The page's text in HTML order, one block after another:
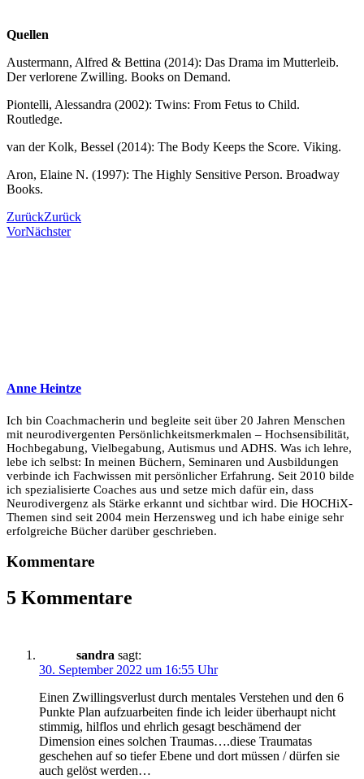
Quellen
Austermann, Alfred & Bettina (2014): Das Drama im Mutterleib.
Der verlorene Zwilling. Books on Demand.
Piontelli, Alessandra (2002): Twins: From Fetus to Child.
Routledge.
van der Kolk, Bessel (2014): The Body Keeps the Score. Viking.
Aron, Elaine N. (1997): The Highly Sensitive Person. Broadway
Books.
ZurückZurück
VorNächster
Anne Heintze
Ich bin Coachmacherin und begleite seit über 20 Jahren Menschen
mit neurodivergenten Persönlichkeitsmerkmalen – Hochsensibilität,
Hochbegabung, Vielbegabung, Autismus und ADHS. Was ich lehre,
lebe ich selbst: In meinen Büchern, Seminaren und Ausbildungen
verbinde ich Fachwissen mit persönlicher Erfahrung. Seit 2010 bilde
ich spezialisierte Coaches aus und setze mich dafür ein, dass
Neurodivergenz als Stärke erkannt und sichtbar wird. Die HOCHiX-
Themen sind seit 2004 mein Herzensweg und ich habe einige sehr
erfolgreiche Bücher darüber geschrieben.
Kommentare
5 Kommentare
sandra sagt:
30. September 2022 um 16:55 Uhr
Einen Zwillingsverlust durch mentales Verstehen und den 6
Punkte Plan aufzuarbeiten finde ich leider überhaupt nicht
stimmig, hilflos und ehrlich gesagt beschämend der
Dimension eines solchen Traumas….diese Traumatas
geschehen auf so tiefer Ebene und dort müssen / dürfen sie
auch gelöst werden…